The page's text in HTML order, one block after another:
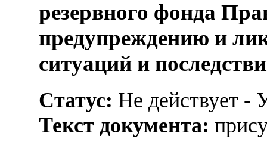
резервного фонда
предупреждению и
ситуаций и
Статус: Не действует -
Текст документа: